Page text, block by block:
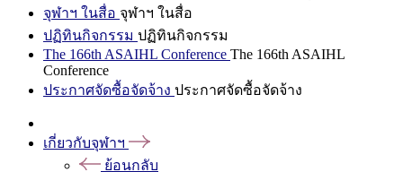
จุฬาฯ ในสื่อ จุฬาฯ ในสื่อ
ปฏิทินกิจกรรม ปฏิทินกิจกรรม
The 166th ASAIHL Conference The 166th ASAIHL
Conference
ประกาศจัดซื้อจัดจ้าง ประกาศจัดซื้อจัดจ้าง
เกี่ยวกับจุฬาฯ
ย้อนกลับ